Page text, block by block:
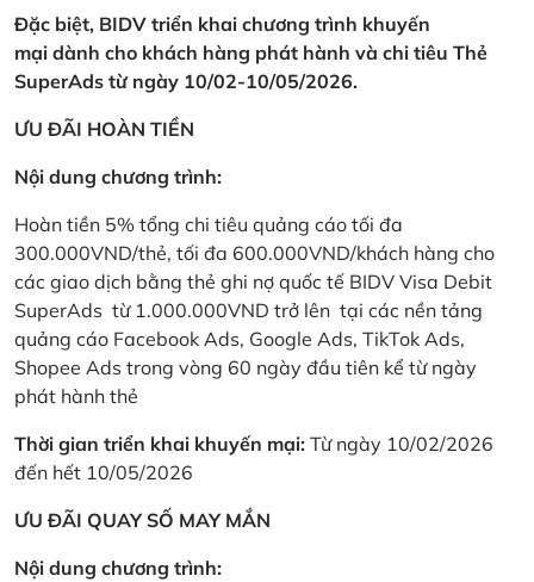
Đặc biệt, BIDV triển khai chương trình khuyến
mại dành cho khách hàng phát hành và chi tiêu Thẻ
SuperAds từ ngày 10/02-10/05/2026.
ƯU ĐÃI HOÀN TIỀN
Nội dung chương trình:
Hoàn tiền 5% tổng chi tiêu quảng cáo tối đa
300.000VND/thẻ, tối đa 600.000VND/khách hàng cho
các giao dịch bằng thẻ ghi nợ quốc tế BIDV Visa Debit
SuperAds từ 1.000.000VND trở lên tại các nền tảng
quảng cáo Facebook Ads, Google Ads, TikTok Ads,
Shopee Ads trong vòng 60 ngày đầu tiên kể từ ngày
phát hành thẻ
Thời gian triển khai khuyến mại: Từ ngày 10/02/2026
đến hết 10/05/2026
ƯU ĐÃI QUAY SỐ MAY MẮN
Nội dung chương trình: